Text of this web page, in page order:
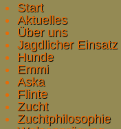
Start
Aktuelles
Über uns
Jagdlicher Einsatz
Hunde
Emmi
Aska
Flinte
Zucht
Zuchtphilosophie